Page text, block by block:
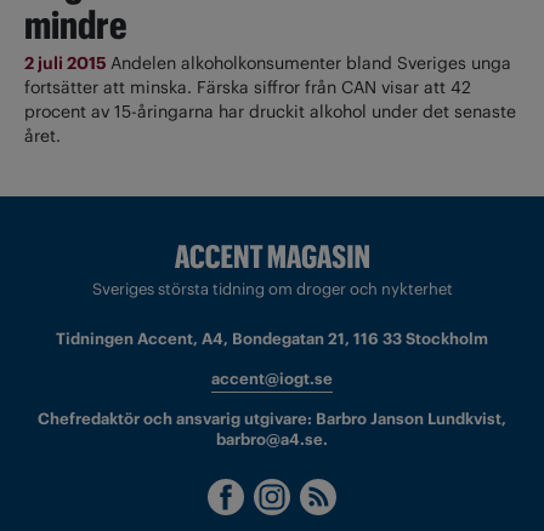
mindre
2 juli 2015 Andelen alkoholkonsumenter bland Sveriges unga
fortsätter att minska. Färska siffror från CAN visar att 42
procent av 15-åringarna har druckit alkohol under det senaste
året.
Sveriges största tidning om droger och nykterhet
Tidningen Accent, A4, Bondegatan 21, 116 33 Stockholm
accent@iogt.se
Chefredaktör och ansvarig utgivare: Barbro Janson Lundkvist,
barbro@a4.se.